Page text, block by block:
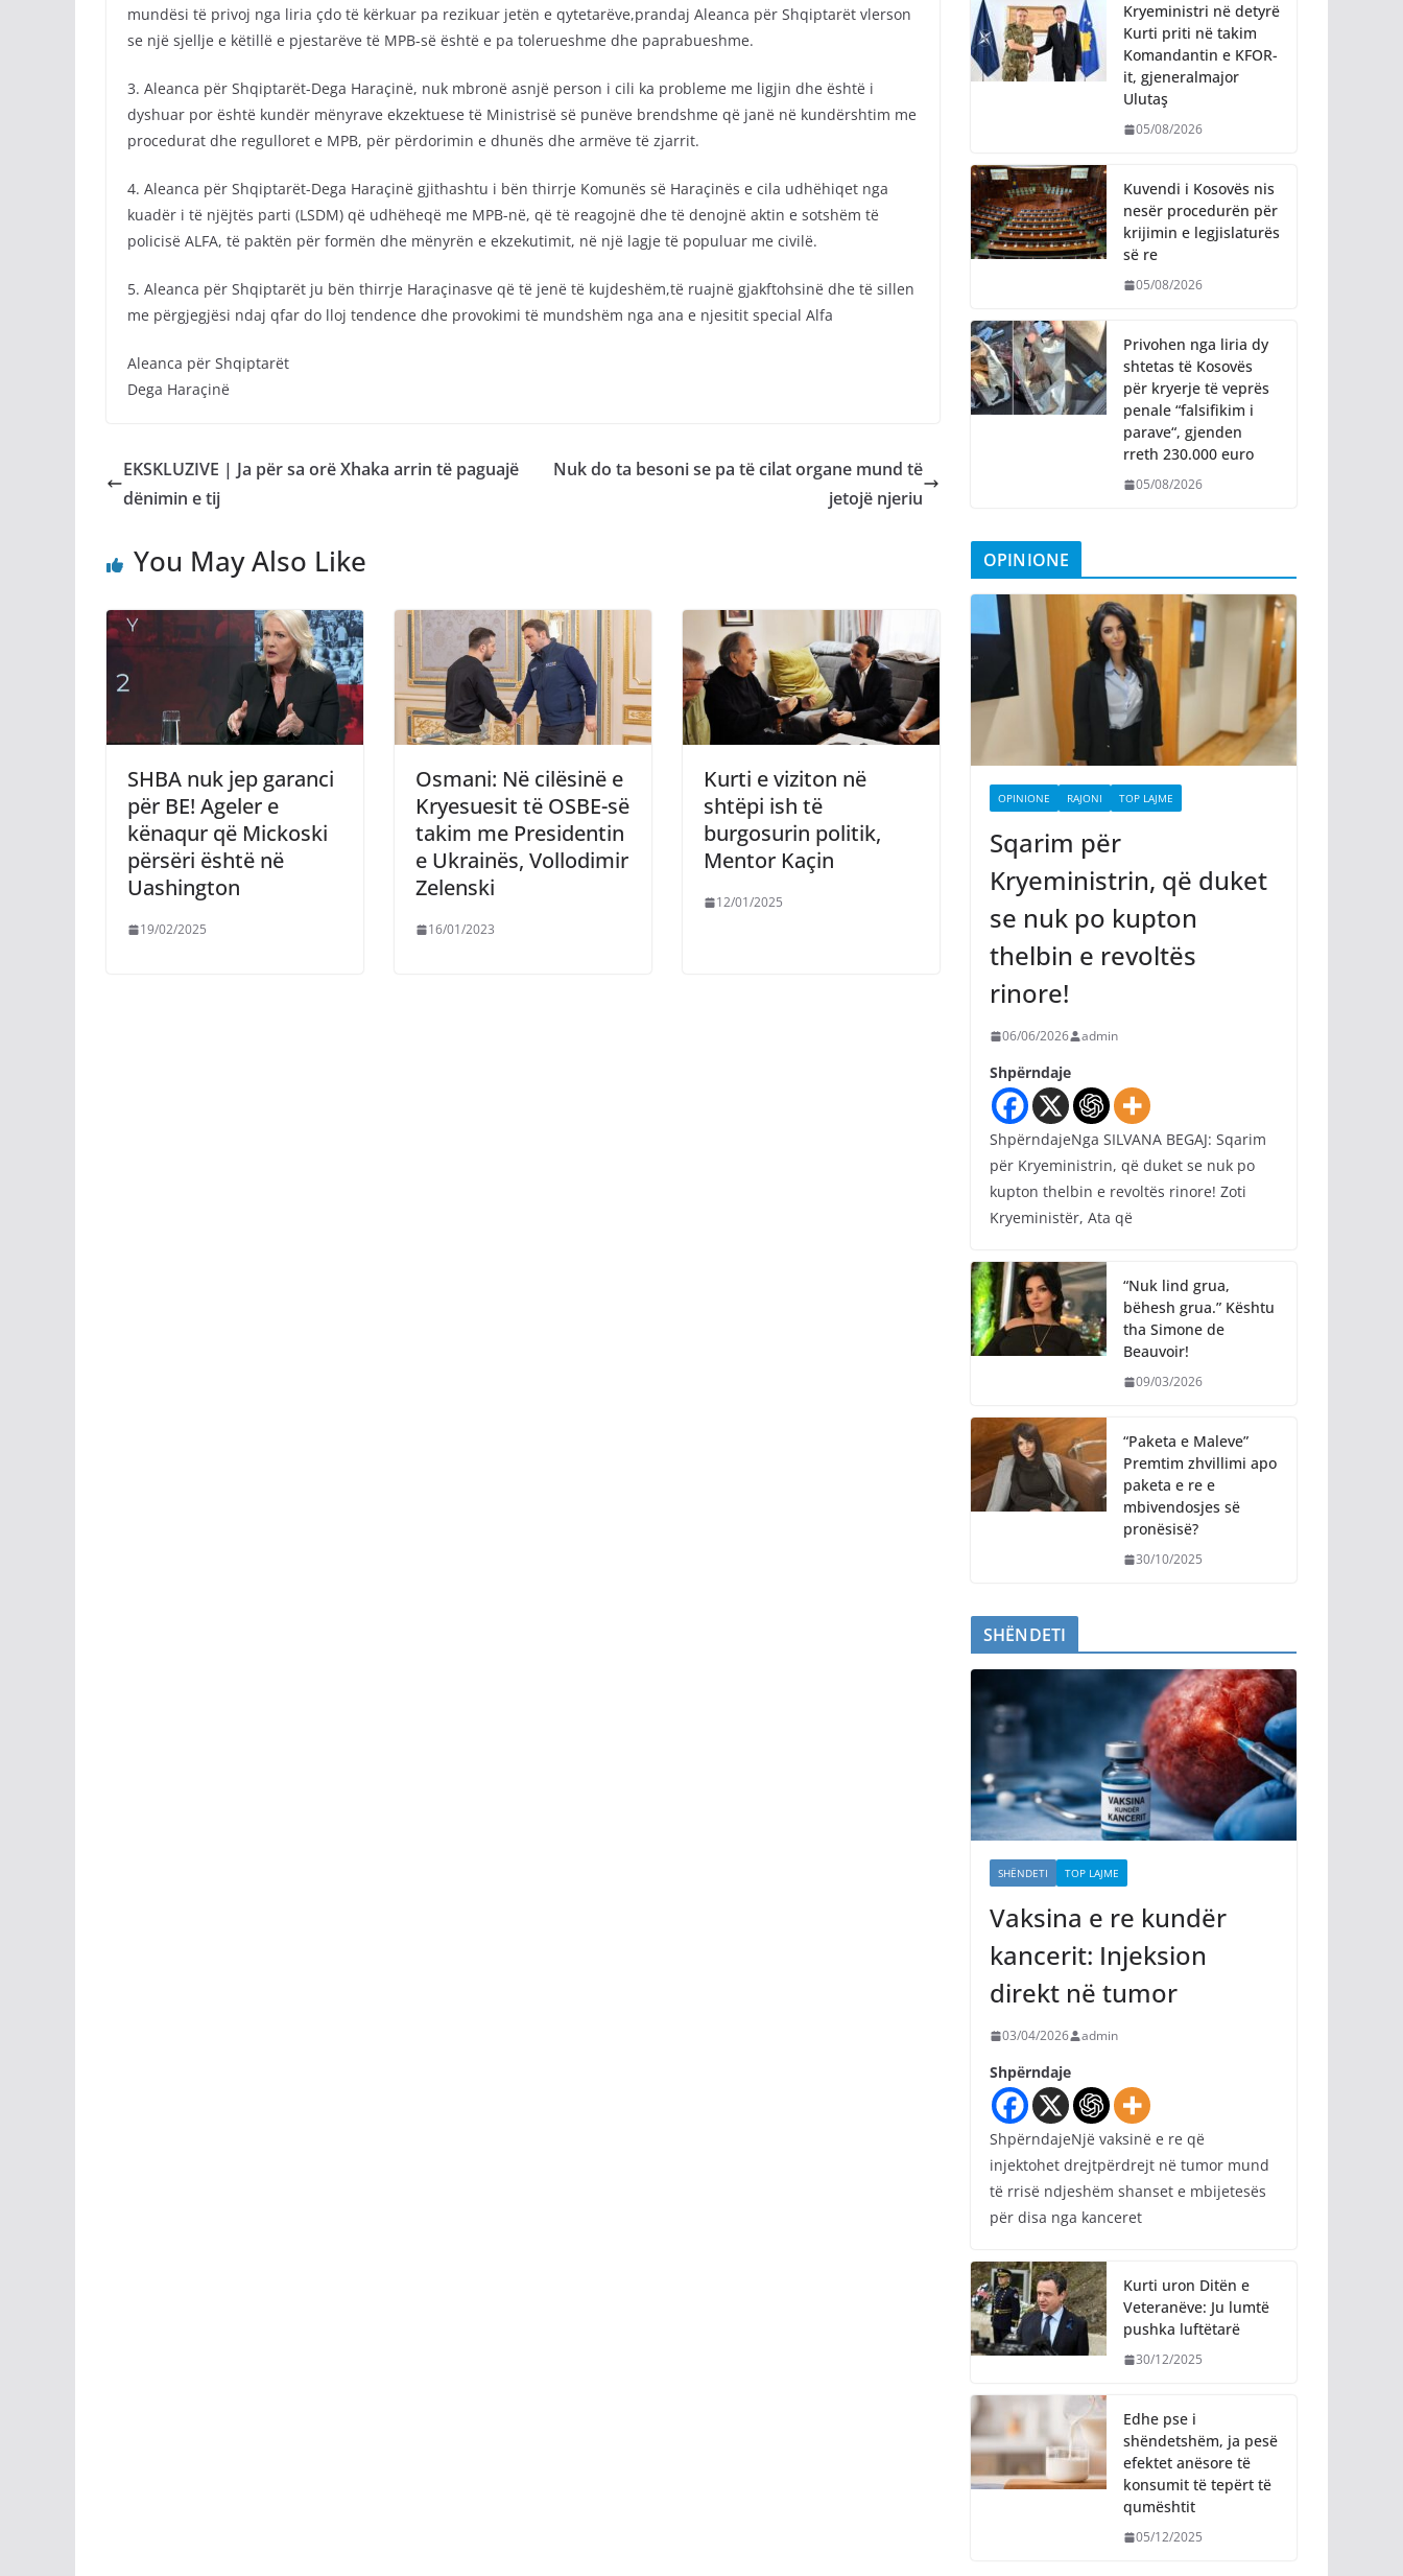
mundësi të privoj nga liria çdo të kërkuar pa rezikuar jetën e qytetarëve,prandaj Aleanca për Shqiptarët vlerson
se një sjellje e këtillë e pjestarëve të MPB-së është e pa tolerueshme dhe paprabueshme.
3. Aleanca për Shqiptarët-Dega Haraçinë, nuk mbronë asnjë person i cili ka probleme me ligjin dhe është i
dyshuar por është kundër mënyrave ekzektuese të Ministrisë së punëve brendshme që janë në kundërshtim me
procedurat dhe regulloret e MPB, për përdorimin e dhunës dhe armëve të zjarrit.
4. Aleanca për Shqiptarët-Dega Haraçinë gjithashtu i bën thirrje Komunës së Haraçinës e cila udhëhiqet nga
kuadër i të njëjtës parti (LSDM) që udhëheqë me MPB-në, që të reagojnë dhe të denojnë aktin e sotshëm të
policisë ALFA, të paktën për formën dhe mënyrën e ekzekutimit, në një lagje të populuar me civilë.
5. Aleanca për Shqiptarët ju bën thirrje Haraçinasve që të jenë të kujdeshëm,të ruajnë gjakftohsinë dhe të sillen
me përgjegjësi ndaj qfar do lloj tendence dhe provokimi të mundshëm nga ana e njesitit special Alfa
Aleanca për Shqiptarët
Dega Haraçinë
EKSKLUZIVE | Ja për sa orë Xhaka arrin të paguajë
dënimin e tij
Nuk do ta besoni se pa të cilat organe mund të
jetojë njeriu
You May Also Like
SHBA nuk jep garanci
për BE! Ageler e
kënaqur që Mickoski
përsëri është në
Uashington
19/02/2025
Osmani: Në cilësinë e
Kryesuesit të OSBE-së
takim me Presidentin
e Ukrainës, Vollodimir
Zelenski
16/01/2023
Kurti e viziton në
shtëpi ish të
burgosurin politik,
Mentor Kaçin
12/01/2025
Kryeministri në detyrë
Kurti priti në takim
Komandantin e KFOR-
it, gjeneralmajor
Ulutaş
05/08/2026
Kuvendi i Kosovës nis
nesër procedurën për
krijimin e legjislaturës
së re
05/08/2026
Privohen nga liria dy
shtetas të Kosovës
për kryerje të veprës
penale “falsifikim i
parave“, gjenden
rreth 230.000 euro
05/08/2026
OPINIONE
OPINIONE RAJONI TOP LAJME
Sqarim për
Kryeministrin, që duket
se nuk po kupton
thelbin e revoltës
rinore!
06/06/2026 admin
Shpërndaje
ShpërndajeNga SILVANA BEGAJ: Sqarim
për Kryeministrin, që duket se nuk po
kupton thelbin e revoltës rinore! Zoti
Kryeministër, Ata që
“Nuk lind grua,
bëhesh grua.” Kështu
tha Simone de
Beauvoir!
09/03/2026
“Paketa e Maleve”
Premtim zhvillimi apo
paketa e re e
mbivendosjes së
pronësisë?
30/10/2025
SHËNDETI
SHËNDETI TOP LAJME
Vaksina e re kundër
kancerit: Injeksion
direkt në tumor
03/04/2026 admin
Shpërndaje
ShpërndajeNjë vaksinë e re që
injektohet drejtpërdrejt në tumor mund
të rrisë ndjeshëm shanset e mbijetesës
për disa nga kanceret
Kurti uron Ditën e
Veteranëve: Ju lumtë
pushka luftëtarë
30/12/2025
Edhe pse i
shëndetshëm, ja pesë
efektet anësore të
konsumit të tepërt të
qumështit
05/12/2025